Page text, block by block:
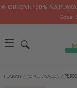
🌟 OBECNIE: 30% NA
Code:
PLAKATY / POKÓJ / SALON /